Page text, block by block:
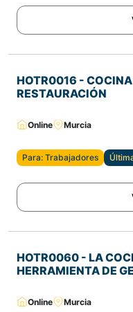
HOTR0016 -
RESTAURACIÓN
Online Murcia
Para: Trabajadores
HOTR0060 - LA
HERRAMIENTA DE
Online Murcia